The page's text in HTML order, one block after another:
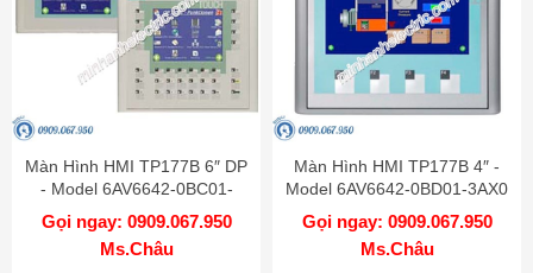
Màn Hình HMI TP177B 6″ DP
- Model 6AV6642-0BC01-
1AX1
Gọi ngay: 0909.067.950
Ms.Châu
Màn Hình HMI TP177B 4″ -
Model 6AV6642-0BD01-3AX0
Gọi ngay: 0909.067.950
Ms.Châu